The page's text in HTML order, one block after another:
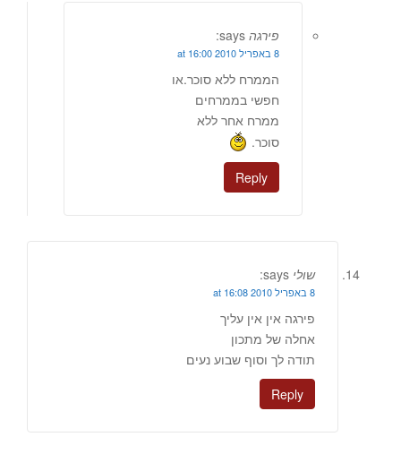
פירגה says:
8 באפריל 2010 at 16:00
הממרח ללא סוכר.או
חפשי בממרחים
ממרח אחר ללא
סוכר.
Reply
שולי says:
8 באפריל 2010 at 16:08
פירגה אין אין עליך
אחלה של מתכון
תודה לך וסוף שבוע נעים
Reply